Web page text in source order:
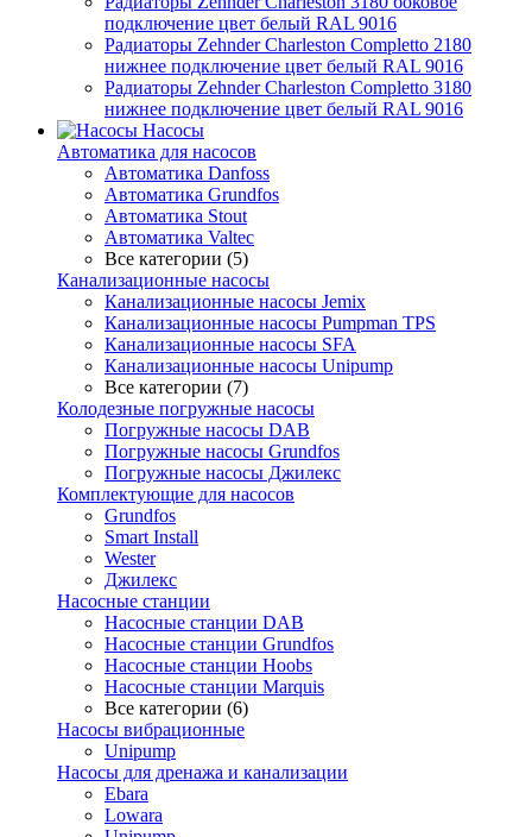
подключение цвет белый RAL 9016
Радиаторы Zehnder Charleston Completto 2180
нижнее подключение цвет белый RAL 9016
Радиаторы Zehnder Charleston Completto 3180
нижнее подключение цвет белый RAL 9016
Насосы
Автоматика для насосов
Автоматика Danfoss
Автоматика Grundfos
Автоматика Stout
Автоматика Valtec
Все категории (5)
Канализационные насосы
Канализационные насосы Jemix
Канализационные насосы Pumpman TPS
Канализационные насосы SFA
Канализационные насосы Unipump
Все категории (7)
Колодезные погружные насосы
Погружные насосы DAB
Погружные насосы Grundfos
Погружные насосы Джилекс
Комплектующие для насосов
Grundfos
Smart Install
Wester
Джилекс
Насосные станции
Насосные станции DAB
Насосные станции Grundfos
Насосные станции Hoobs
Насосные станции Marquis
Все категории (6)
Насосы вибрационные
Unipump
Насосы для дренажа и канализации
Ebara
Lowara